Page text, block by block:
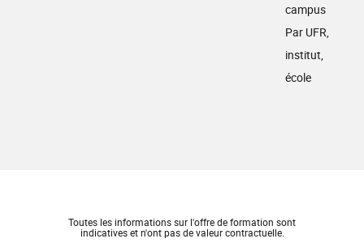
campus
Par UFR,
institut,
école
Toutes les informations sur l'offre de formation sont
indicatives et n'ont pas de valeur contractuelle.